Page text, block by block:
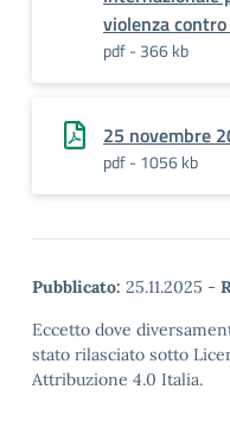
violenza
pdf - 366 kb
25 novembre
pdf - 1056 kb
Pubblicato: 25.11.2025 -
Eccetto dove
stato rilasciato sotto
Attribuzione 4.0 Italia.